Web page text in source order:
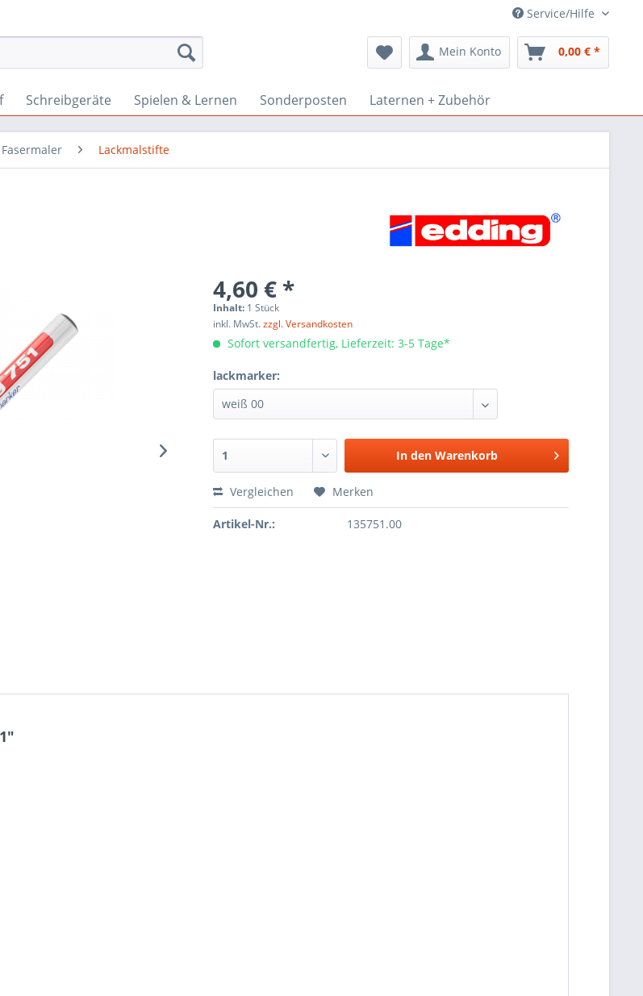
Service/Hilfe
Mein Konto 0,00 € *
Schreibgeräte Spielen & Lernen Sonderposten Laternen + Zubehör
Fasermaler Lackmalstifte
4,60 € *
Inhalt: 1 Stück
inkl. MwSt.zzgl. Versandkosten
Sofort versandfertig, Lieferzeit: 3-5 Tage*
lackmarker:
In den Warenkorb
Vergleichen Merken
Artikel-Nr.: 135751.00